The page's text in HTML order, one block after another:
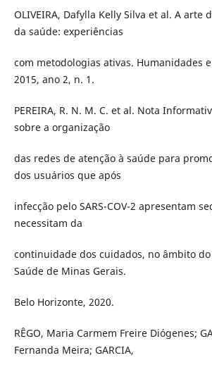
OLIVEIRA, Dafylla Kelly Silva et al. A arte
da saúde: experiências
com metodologias ativas. Humanidades
2015, ano 2, n. 1.
PEREIRA, R. N. M. C. et al. Nota
sobre a organização
das redes de atenção à saúde para
dos usuários que após
infecção pelo SARS-COV-2 apresentam
necessitam da
continuidade dos cuidados, no âmbito
Saúde de Minas Gerais.
Belo Horizonte, 2020.
RÊGO, Maria Carmem Freire Diógenes;
Fernanda Meira; GARCIA,